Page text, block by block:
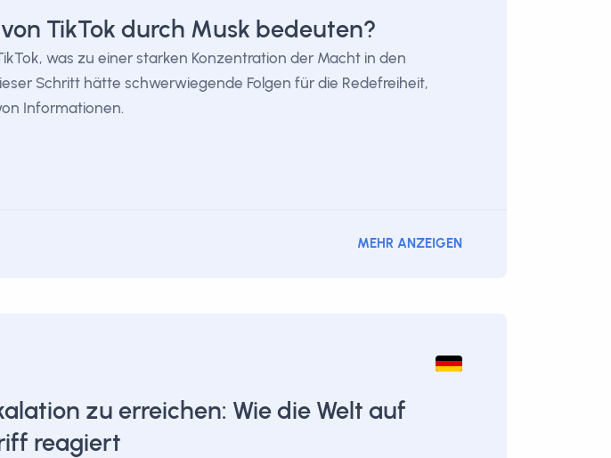
TikTok durch Musk bedeuten?
was zu einer starken Konzentration der Macht in den
Schritt hätte schwerwiegende Folgen für die Redefreiheit,
Informationen.
MEHR ANZEIGEN
zu erreichen: Wie die Welt auf
reagiert